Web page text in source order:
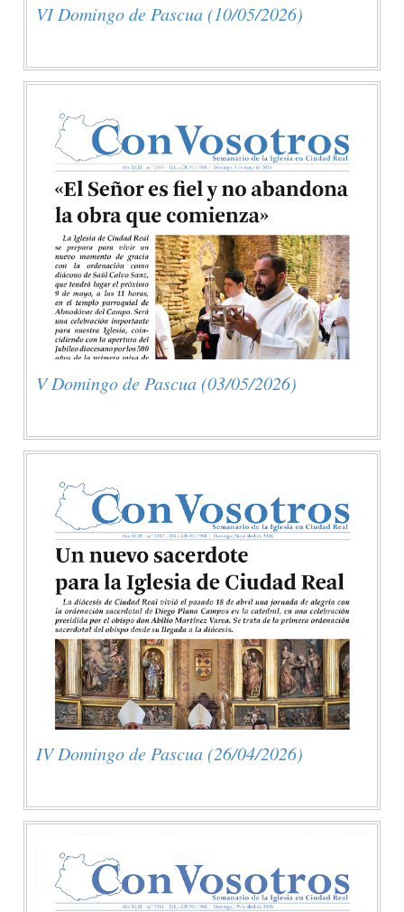
VI Domingo de Pascua (10/05/2026)
V Domingo de Pascua (03/05/2026)
IV Domingo de Pascua (26/04/2026)